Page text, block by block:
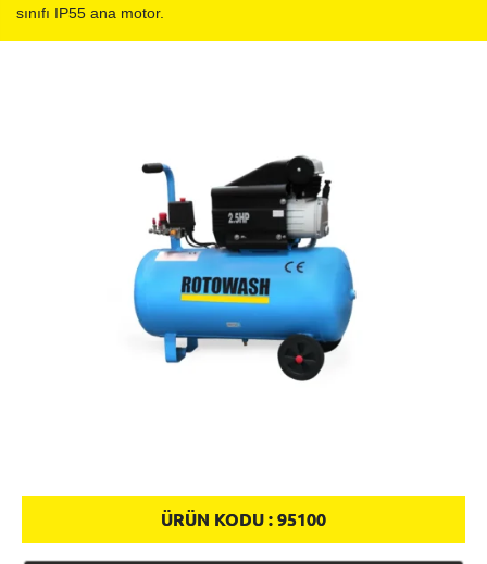
sınıfı IP55 ana motor.
ÜRÜN KODU :95100